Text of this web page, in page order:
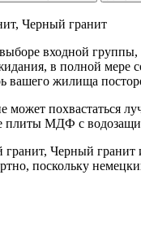
Черный гранит
входной
в полной
вашего жилища
похвастаться
плиты МДФ с
Черный гранит
поскольку